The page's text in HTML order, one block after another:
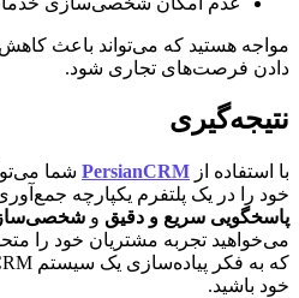
مواجه هستید که می‌تواند باعث
دادن فرصت‌های تجاری شود.
نتیجه‌گیری
با استفاده از PersianCRM شما
خود را در یک پلتفرم یکپارچه
پاسخگویی سریع و دقیق و
می‌خواهید تجربه مشتریان خود را
خود باشید.